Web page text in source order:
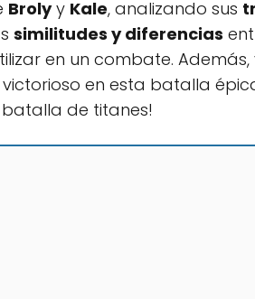
Brolyy Kale, analizando sus
similitudes y diferencias
en un combate.
en esta batalla
de titanes!